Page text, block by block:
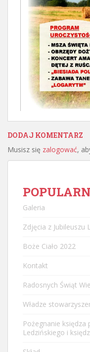
DODAJ KOMENTARZ
Musisz się zalogować,
Galeria
Zdjęcia z Jubileuszu
Boże Ciało 2022
Kontakt
Radosnych Świąt
Władze
Pożegnanie księdza
Ledzińskiego i